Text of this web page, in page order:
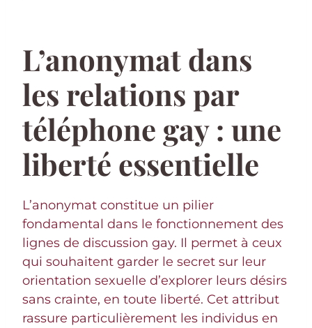
L’anonymat dans
les relations par
téléphone gay : une
liberté essentielle
L’anonymat constitue un pilier
fondamental dans le fonctionnement des
lignes de discussion gay. Il permet à ceux
qui souhaitent garder le secret sur leur
orientation sexuelle d’explorer leurs désirs
sans crainte, en toute liberté. Cet attribut
rassure particulièrement les individus en